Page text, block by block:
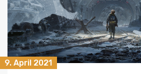
9. April 2021